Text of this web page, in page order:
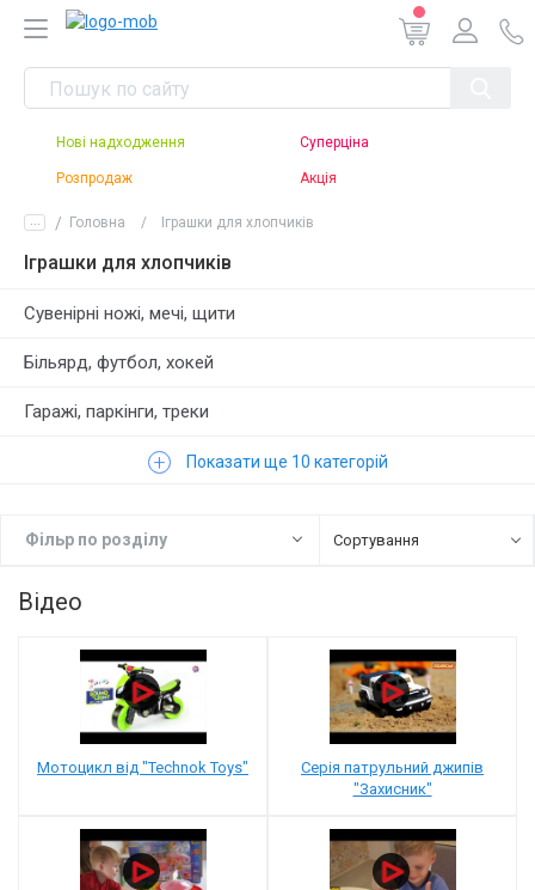
Нові надходження Суперціна
Розпродаж Акція
Головна
... Іграшки для хлопчиків
Іграшки для хлопчиків
Сувенірні ножі, мечі, щити
Більярд, футбол, хокей
Гаражі, паркінги, треки
Радіокерованний транспорт
Набори військові, поліцейські
Металевий транспорт
Музичний транспорт
+ Показати ще 10 категорій
Фiльр по роздiлу Сортування
Відео
Мотоцикл від "Technok Toys"
Серія патрульний джипів
"Захисник"